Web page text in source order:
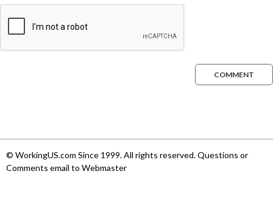
COMMENT
© WorkingUS.com Since 1999. All rights reserved. Questions or
Comments email to Webmaster